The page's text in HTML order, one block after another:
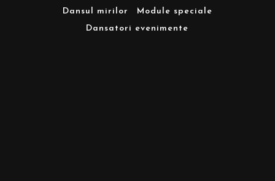
Dansul mirilor
Module speciale
Dansatori evenimente